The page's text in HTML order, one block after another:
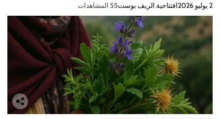
2 يوليو 2026 افتتاحية الريف بوست55 المشاهدات